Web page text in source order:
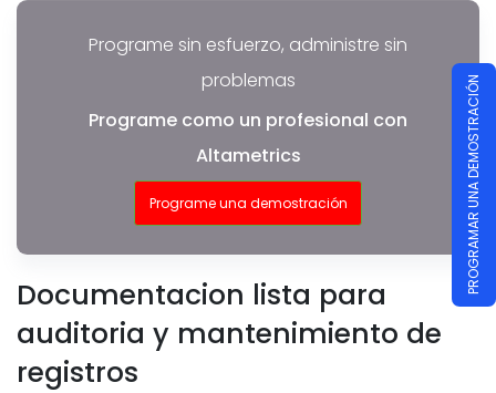
Programe sin esfuerzo, administre sin
problemas
Programe como un profesional con
Altametrics
Programe una demostración
Documentacion lista para
auditoria y mantenimiento de
registros
PROGRAMAR UNA DEMOSTRACIÓN